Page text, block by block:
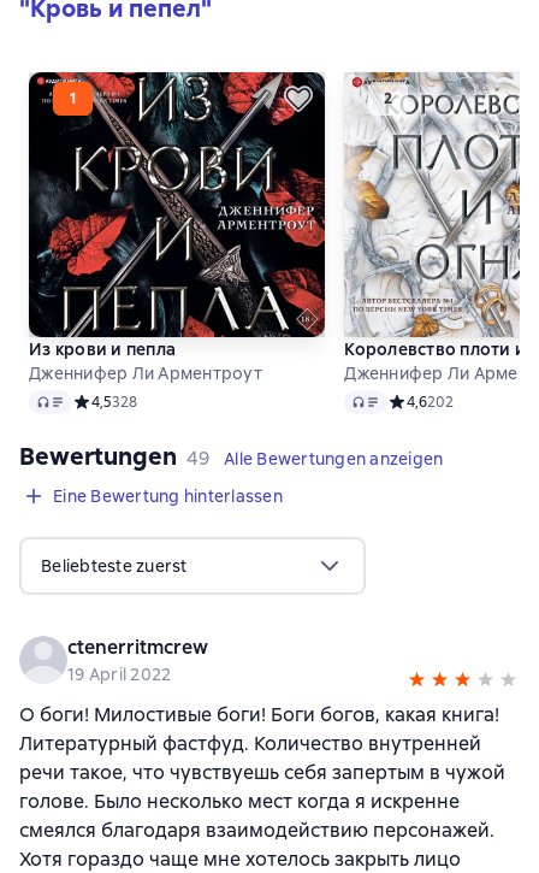
"Кровь и пепел"
Из крови и пепла
Дженнифер Ли Арментроут
Audio Средний рейтинг 4,5 на основе 328 оценок
4,5328
Королевство плоти и
Дженнифер Ли
Audio Средний рейтинг
4,6202
Bewertungen 49 Bewertungen
49
Alle Bewertungen anzeigen
Eine Bewertung hinterlassen
Beliebteste zuerst
ctenerritmcrew
19 April 2022
О боги! Милостивые боги! Боги богов, какая книга!
Литературный фастфуд. Количество внутренней
речи такое, что чувствуешь себя запертым в чужой
голове. Было несколько мест когда я искренне
смеялся благодаря взаимодействию персонажей.
Хотя гораздо чаще мне хотелось закрыть лицо